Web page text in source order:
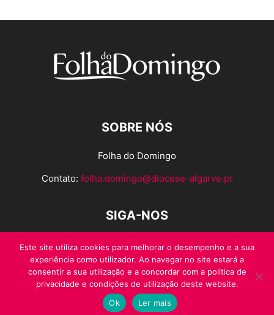
SOBRE NÓS
Folha do Domingo
Contato: folha.domingo@diocese-algarve.pt
SIGA-NOS
© Folha do Domingo 2026, todos os direitos reservados.
Este site utiliza cookies para melhorar o desempenho e a sua
experiência como utilizador. Ao navegar no site estará a
consentir a sua utilização e a concordar com a politica de
privacidade e condições de utilização deste website.
Ok
Ler mais